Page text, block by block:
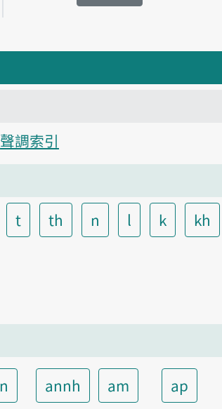
聲調索引
t th n l k kh
annh am ap